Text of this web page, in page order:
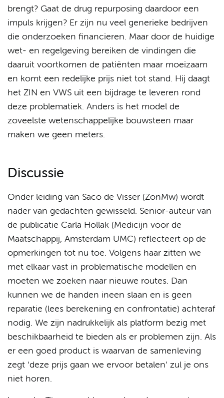
brengt? Gaat de drug repurposing daardoor een
impuls krijgen? Er zijn nu veel generieke bedrijven
die onderzoeken financieren. Maar door de huidige
wet- en regelgeving bereiken de vindingen die
daaruit voortkomen de patiënten maar moeizaam
en komt een redelijke prijs niet tot stand. Hij daagt
het ZIN en VWS uit een bijdrage te leveren rond
deze problematiek. Anders is het model de
zoveelste wetenschappelijke bouwsteen maar
maken we geen meters.
Discussie
Onder leiding van Saco de Visser (ZonMw) wordt
nader van gedachten gewisseld. Senior-auteur van
de publicatie Carla Hollak (Medicijn voor de
Maatschappij, Amsterdam UMC) reflecteert op de
opmerkingen tot nu toe. Volgens haar zitten we
met elkaar vast in problematische modellen en
moeten we zoeken naar nieuwe routes. Dan
kunnen we de handen ineen slaan en is geen
reparatie (lees berekening en confrontatie) achteraf
nodig. We zijn nadrukkelijk als platform bezig met
beschikbaarheid te bieden als er problemen zijn. Als
er een goed product is waarvan de samenleving
zegt ‘deze prijs gaan we ervoor betalen’ zul je ons
niet horen.